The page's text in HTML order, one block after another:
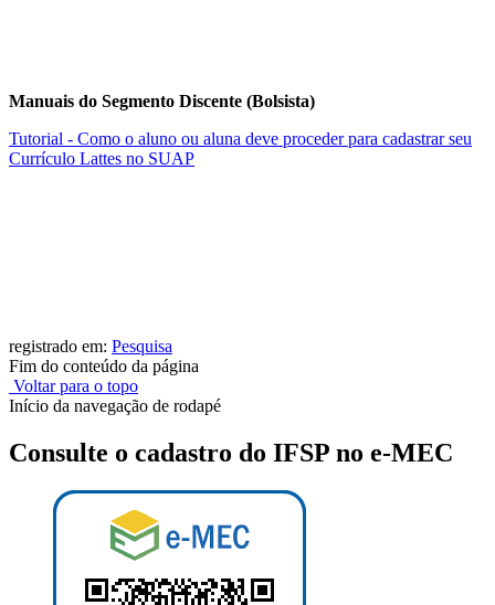
Manuais do Segmento Discente (Bolsista)
Tutorial - Como o aluno ou aluna deve proceder para cadastrar seu
Currículo Lattes no SUAP
registrado em: Pesquisa
Fim do conteúdo da página
Voltar para o topo
Início da navegação de rodapé
Consulte o cadastro do IFSP no e-MEC